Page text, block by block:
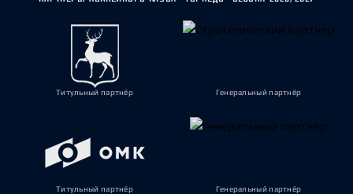
Титульный партнёр Генеральный партнёр
Титульный партнёр Генеральный партнёр